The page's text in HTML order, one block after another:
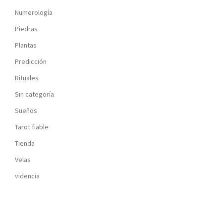
Numerología
Piedras
Plantas
Predicción
Rituales
Sin categoría
Sueños
Tarot fiable
Tienda
Velas
videncia